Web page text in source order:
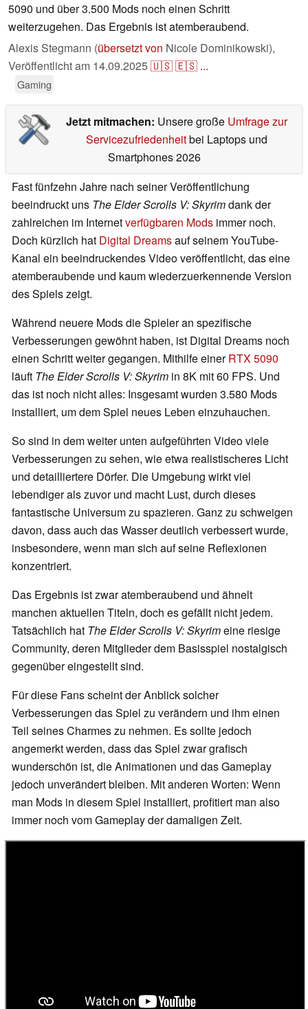
5090 und über 3.500 Mods noch einen Schritt
weiterzugehen. Das Ergebnis ist atemberaubend.
Alexis Stegmann (übersetzt von Nicole Dominikowski),
Veröffentlicht am 14.09.2025🇺🇸🇪🇸 ...
Gaming
Jetzt mitmachen: Unsere große Umfrage zur
Servicezufriedenheitbei Laptops und
Smartphones 2026
Fast fünfzehn Jahre nach seiner Veröffentlichung
beeindruckt uns The Elder Scrolls V: Skyrimdank der
zahlreichen im Internetverfügbaren Mods immer noch.
Doch kürzlich hat Digital Dreamsauf seinem YouTube-
Kanal ein beeindruckendes Video veröffentlicht, das eine
atemberaubende und kaum wiederzuerkennende Version
des Spiels zeigt.
Während neuere Mods die Spieler an spezifische
Verbesserungen gewöhnt haben, ist Digital Dreams noch
einen Schritt weiter gegangen. Mithilfe einerRTX 5090
läuft The Elder Scrolls V: Skyrim in 8K mit 60 FPS. Und
das ist noch nicht alles: Insgesamt wurden 3.580 Mods
installiert, um dem Spiel neues Leben einzuhauchen.
So sind in dem weiter unten aufgeführten Video viele
Verbesserungen zu sehen, wie etwa realistischeres Licht
und detailliertere Dörfer. Die Umgebung wirkt viel
lebendiger als zuvor und macht Lust, durch dieses
fantastische Universum zu spazieren. Ganz zu schweigen
davon, dass auch das Wasser deutlich verbessert wurde,
insbesondere, wenn man sich auf seine Reflexionen
konzentriert.
Das Ergebnis ist zwar atemberaubend und ähnelt
manchen aktuellen Titeln, doch es gefällt nicht jedem.
Tatsächlich hat The Elder Scrolls V: Skyrimeine riesige
Community, deren Mitglieder dem Basisspiel nostalgisch
gegenüber eingestellt sind.
Für diese Fans scheint der Anblick solcher
Verbesserungen das Spiel zu verändern und ihm einen
Teil seines Charmes zu nehmen. Es sollte jedoch
angemerkt werden, dass das Spiel zwar grafisch
wunderschön ist, die Animationen und das Gameplay
jedoch unverändert bleiben. Mit anderen Worten: Wenn
man Mods in diesem Spiel installiert, profitiert man also
immer noch vom Gameplay der damaligen Zeit.